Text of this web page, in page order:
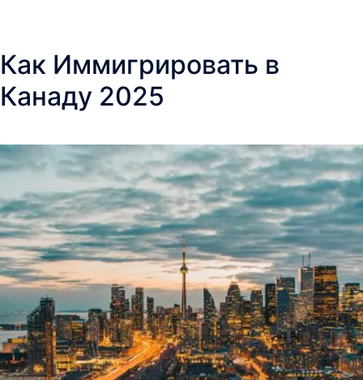
Как Иммигрировать в
Канаду 2025